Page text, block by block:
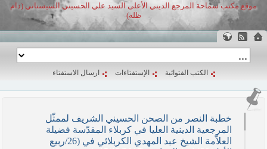
موقع مكتب سماحة المرجع الديني الأعلى السيد علي الحسيني السيستاني (دام
ظله)
الكتب الفتوائية الإستفتاءات ارسال الاستفتاء
خطبة النصر من الصحن الحسيني الشريف لممثّل
المرجعية الدينية العليا في كربلاء المقدّسة فضيلة
العلاّمة الشيخ عبد المهدي الكربلائي في (26/ربيع